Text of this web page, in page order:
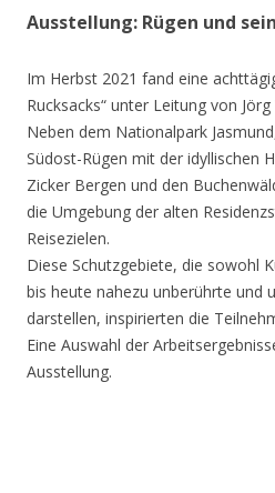
Ausstellung: Rügen und
Im Herbst 2021 fand eine
Rucksacks“ unter Leitung von
Neben dem Nationalpark
Südost-Rügen mit der idyllischen
Zicker Bergen und den
die Umgebung der alten
Reisezielen.
Diese Schutzgebiete, die sowohl
bis heute nahezu unberührte und
darstellen, inspirierten die
Eine Auswahl der
Ausstellung.